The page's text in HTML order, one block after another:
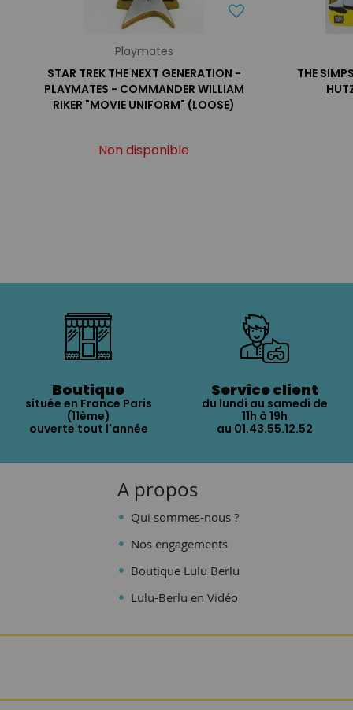
Playmates
STAR TREK THE NEXT GENERATION -
PLAYMATES - COMMANDER WILLIAM
RIKER "MOVIE UNIFORM" (LOOSE)
Non disponible
THE
Boutique
située en France Paris
(11ème)
ouverte tout l'année
Service client
du lundi au samedi de
11h à 19h
au 01.43.55.12.52
A propos
Qui sommes-nous ?
Nos engagements
Boutique Lulu Berlu
Lulu-Berlu en Vidéo